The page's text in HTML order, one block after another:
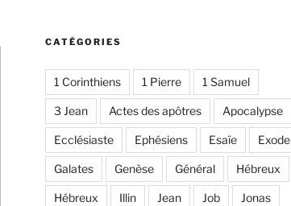
CATÉGORIES
1 Corinthiens 1 Pierre 1 Samuel
3 Jean Actes des apôtres Apocalypse
Ecclésiaste Ephésiens Esaïe Exode
Galates Genèse Général Hébreux
Hébreux Illin Jean Job Jonas